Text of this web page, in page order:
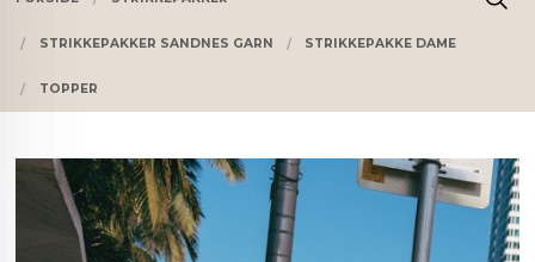
STRIKKEPAKKER SANDNES GARN STRIKKEPAKKE DAME
TOPPER